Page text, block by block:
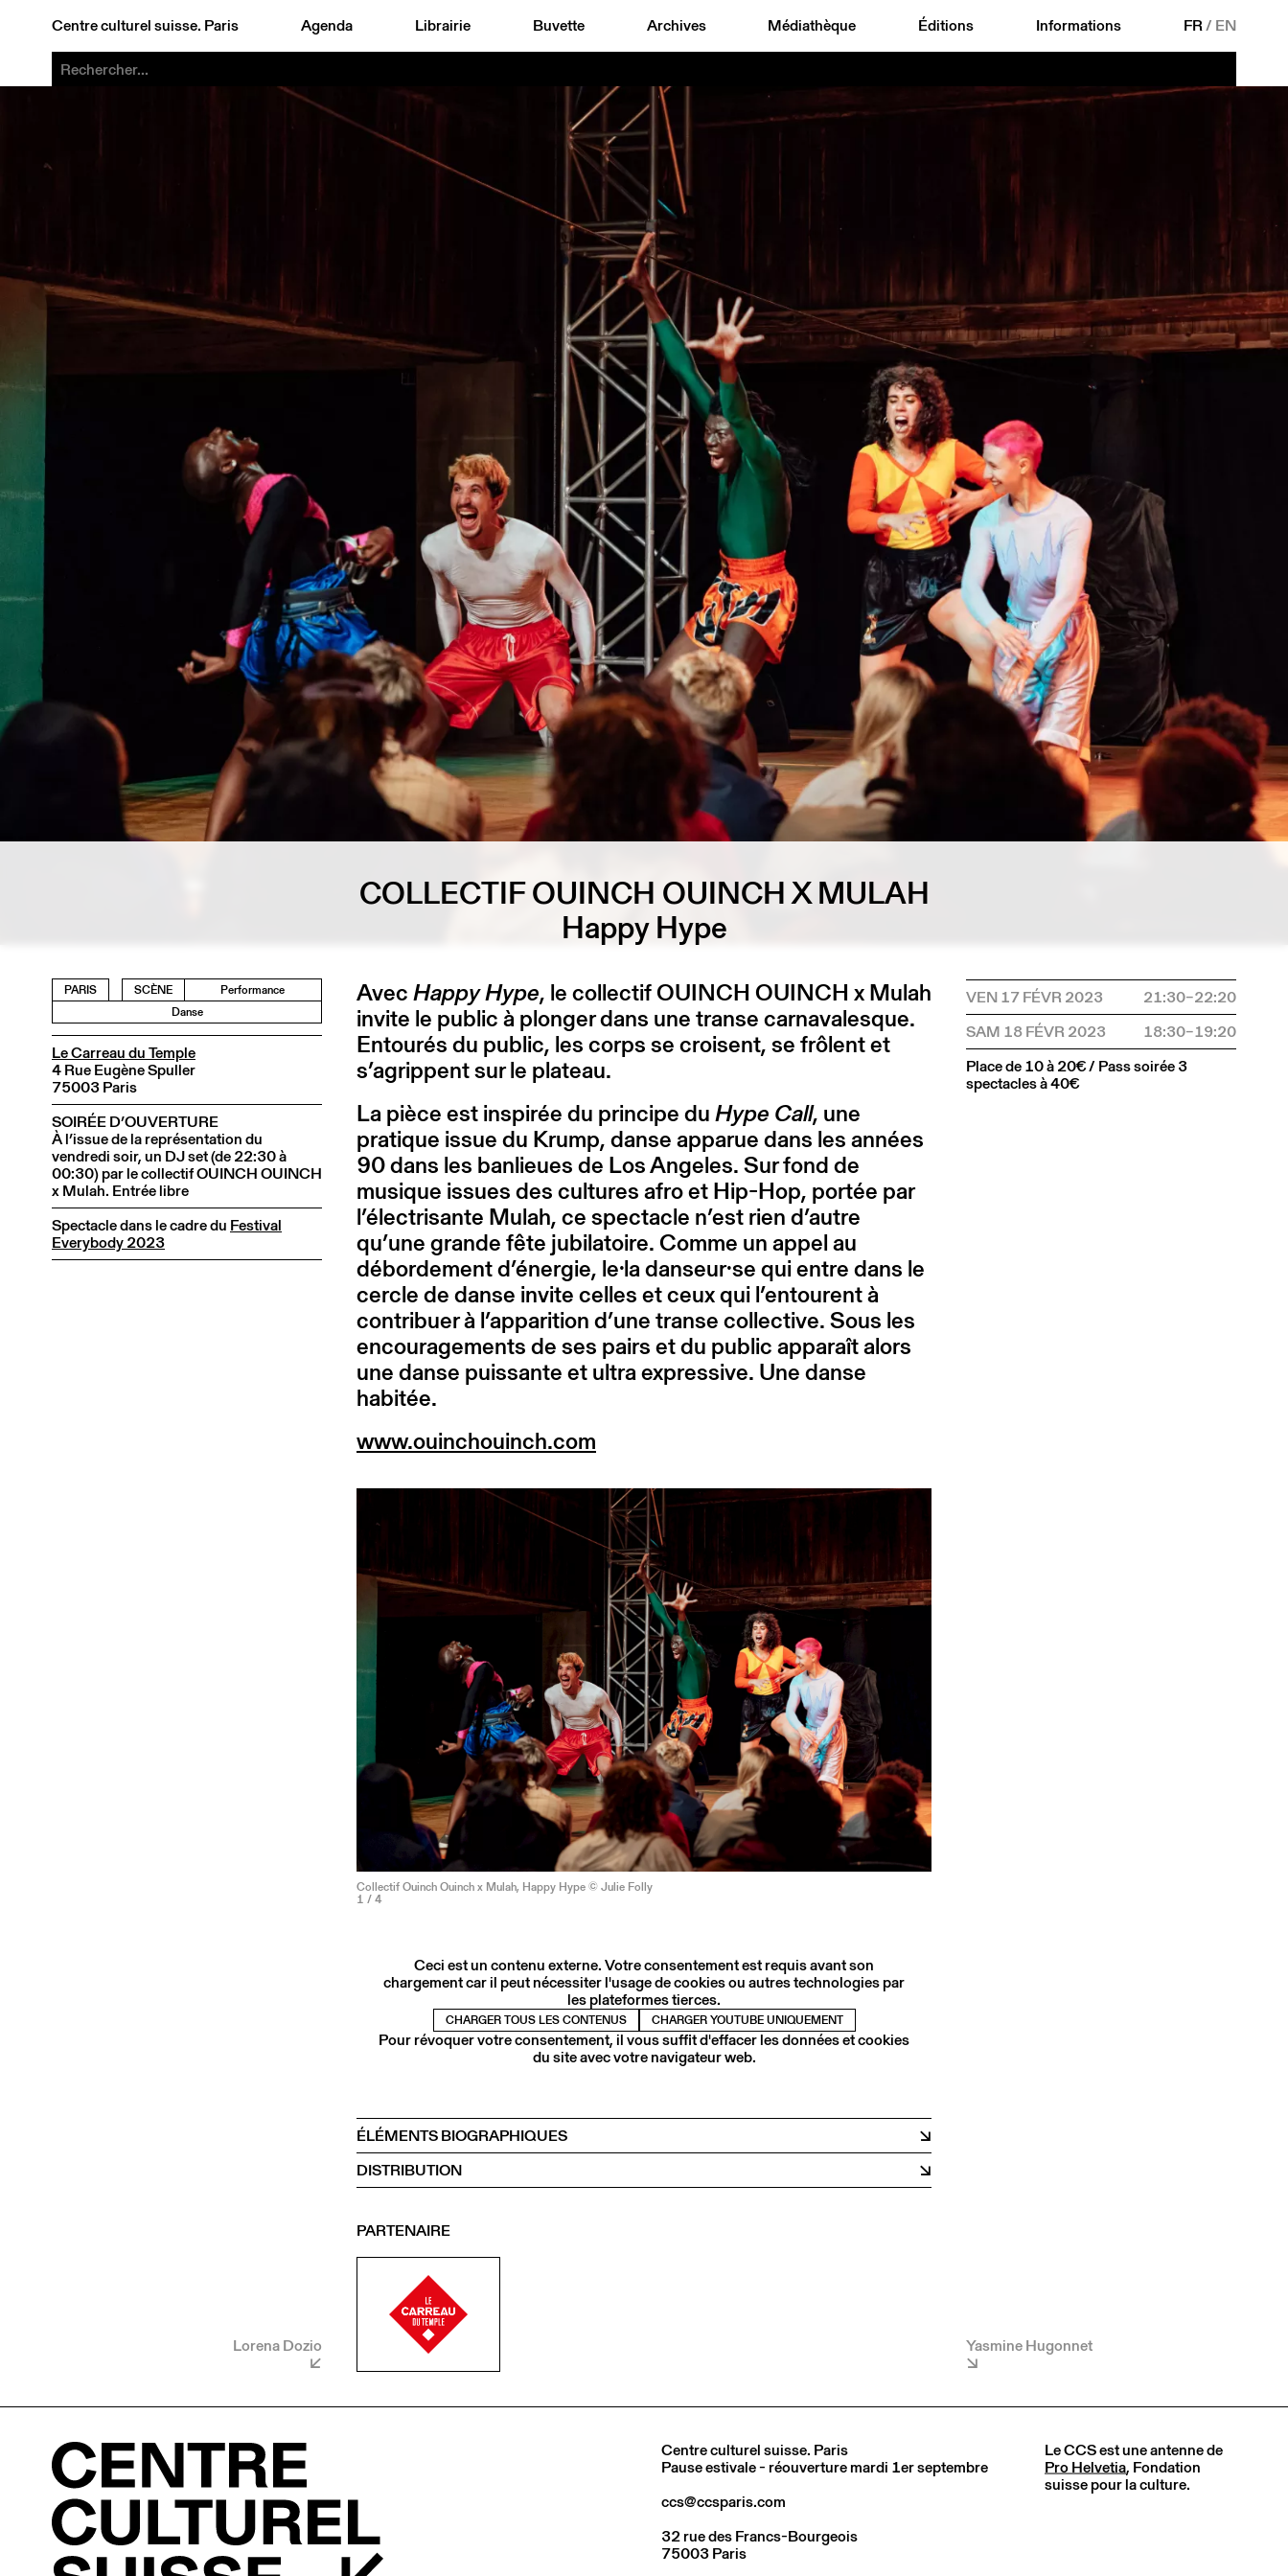
Centre culturel suisse. Paris Agenda Librairie Buvette Archives Médiathèque Éditions Informations FR/ EN
COLLECTIF OUINCH OUINCH X MULAH
Happy Hype
PARIS SCÈNE
Performance
Danse
Le Carreau du Temple
4 Rue Eugène Spuller
75003 Paris
SOIRÉE D’OUVERTURE
À l’issue de la représentation du
vendredi soir, un DJ set (de 22:30 à
00:30) par le collectif OUINCH OUINCH
x Mulah. Entrée libre
Spectacle dans le cadre du Festival
Everybody 2023
Lorena Dozio
AvecHappy Hype, le collectif OUINCH OUINCH x Mulah
invite le public à plonger dans une transe carnavalesque.
Entourés du public, les corps se croisent, se frôlent et
s’agrippent sur le plateau.
La pièce est inspirée du principe duHype Call, une
pratique issue du Krump, danse apparue dans les années
90 dans les banlieues de Los Angeles. Sur fond de
musique issues des cultures afro et Hip-Hop, portée par
l’électrisante Mulah, ce spectacle n’est rien d’autre
qu’une grande fête jubilatoire. Comme un appel au
débordement d’énergie, le·la danseur·se qui entre dans le
cercle de danse invite celles et ceux qui l’entourent à
contribuer à l’apparition d’une transe collective. Sous les
encouragements de ses pairs et du public apparaît alors
une danse puissante et ultra expressive. Une danse
habitée.
www.ouinchouinch.com
Collectif Ouinch Ouinch x Mulah, Happy Hype © Julie Folly
1 / 4
Ceci est un contenu externe. Votre consentement est requis avant son
chargement car il peut nécessiter l'usage de cookies ou autres technologies par
les plateformes tierces.
CHARGER TOUS LES CONTENUS CHARGER YOUTUBE UNIQUEMENT
Pour révoquer votre consentement, il vous suffit d'effacer les données et cookies
du site avec votre navigateur web.
ÉLÉMENTS BIOGRAPHIQUES
DISTRIBUTION
PARTENAIRE
VEN 17 FÉVR 2023
21:30–22:20
SAM 18 FÉVR 2023
18:30–19:20
Place de 10 à 20€ / Pass soirée 3
spectacles à 40€
Yasmine Hugonnet
Centre culturel suisse. Paris
Pause estivale - réouverture mardi 1er septembre
ccs@ccsparis.com
32 rue des Francs-Bourgeois
75003 Paris
Le CCS est une antenne de
Pro Helvetia, Fondation
suisse pour la culture.